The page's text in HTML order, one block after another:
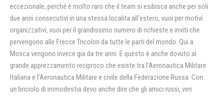
eccezionale, perché è molto raro che il team si esibisca anche per soli
due anni consecutivi in una stessa localitа all’estero, vuoi per motivi
organizzativi, vuoi per il grandissimo numero di richieste e inviti che
pervengono alle Frecce Tricolori da tutte le parti del mondo. Qui a
Mosca vengono invece giа da tre anni. E questo è anche dovuto al
grande apprezzamento reciproco che esiste tra l’Aeronautica Militare
Italiana e l’Aeronautica Militare e civile della Federazione Russa. Con
un briciolo di immodestia devo anche dire che gli amici russi, veri